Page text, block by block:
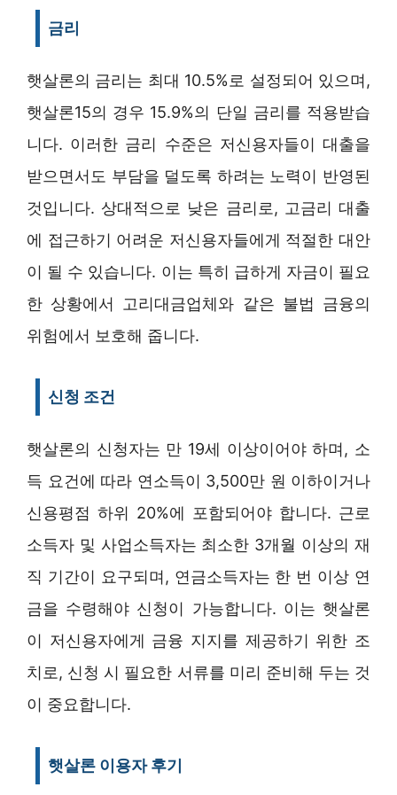
금리
햇살론의 금리는 최대 10.5%로 설정되어 있으며,
햇살론15의 경우 15.9%의 단일 금리를 적용받습
니다. 이러한 금리 수준은 저신용자들이 대출을
받으면서도 부담을 덜도록 하려는 노력이 반영된
것입니다. 상대적으로 낮은 금리로, 고금리 대출
에 접근하기 어려운 저신용자들에게 적절한 대안
이 될 수 있습니다. 이는 특히 급하게 자금이 필요
한 상황에서 고리대금업체와 같은 불법 금융의
위험에서 보호해 줍니다.
신청 조건
햇살론의 신청자는 만 19세 이상이어야 하며, 소
득 요건에 따라 연소득이 3,500만 원 이하이거나
신용평점 하위 20%에 포함되어야 합니다. 근로
소득자 및 사업소득자는 최소한 3개월 이상의 재
직 기간이 요구되며, 연금소득자는 한 번 이상 연
금을 수령해야 신청이 가능합니다. 이는 햇살론
이 저신용자에게 금융 지지를 제공하기 위한 조
치로, 신청 시 필요한 서류를 미리 준비해 두는 것
이 중요합니다.
햇살론 이용자 후기